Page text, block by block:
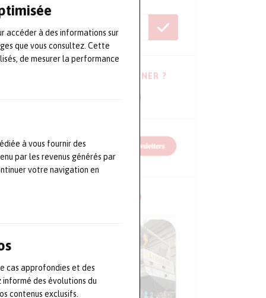
accéder à des informations sur
que vous consultez. Cette
de mesurer la performance
à vous fournir des
par les revenus générés par
votre navigation en
cas approfondies et des
informé des évolutions du
contenus exclusifs.
VOUS HÉSITEZ À VOUS ABONNER ?
Consulter les dernières newsletters !
NOS CONFÉRENCES EN VIDÉO